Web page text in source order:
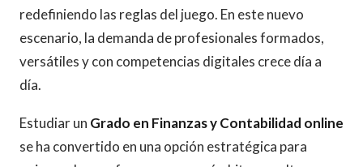
redefiniendo las reglas del juego. En este nuevo
escenario, la demanda de profesionales formados,
versátiles y con competencias digitales crece día a
día.
Estudiar un Grado en Finanzas y Contabilidad online
se ha convertido en una opción estratégica para